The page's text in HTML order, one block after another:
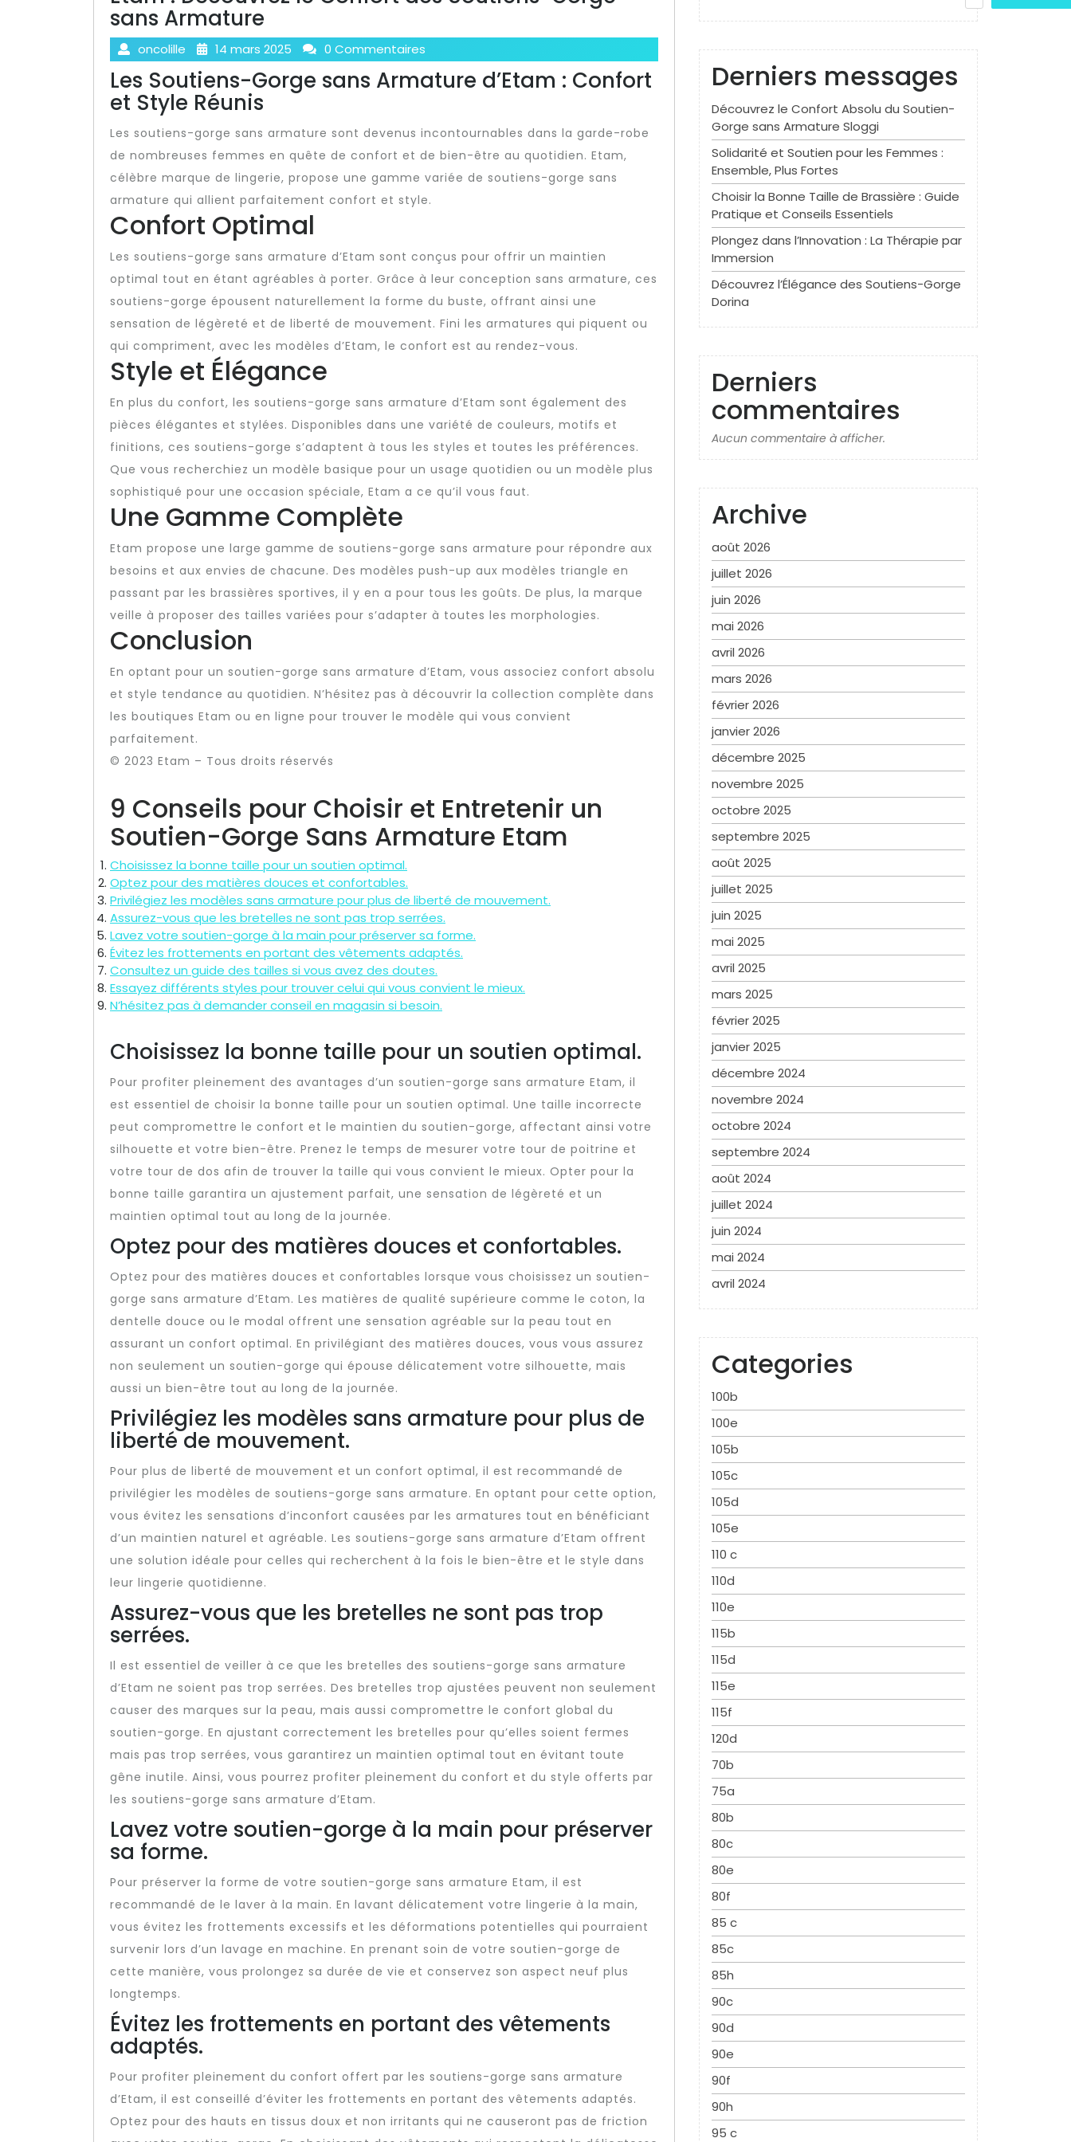
sans Armature
oncolille 14 mars 2025 0 Commentaires
Les Soutiens-Gorge sans Armature d’Etam : Confort
et Style Réunis
Les soutiens-gorge sans armature sont devenus incontournables dans la garde-robe
de nombreuses femmes en quête de confort et de bien-être au quotidien. Etam,
célèbre marque de lingerie, propose une gamme variée de soutiens-gorge sans
armature qui allient parfaitement confort et style.
Confort Optimal
Les soutiens-gorge sans armature d’Etam sont conçus pour offrir un maintien
optimal tout en étant agréables à porter. Grâce à leur conception sans armature, ces
soutiens-gorge épousent naturellement la forme du buste, offrant ainsi une
sensation de légèreté et de liberté de mouvement. Fini les armatures qui piquent ou
qui compriment, avec les modèles d’Etam, le confort est au rendez-vous.
Style et Élégance
En plus du confort, les soutiens-gorge sans armature d’Etam sont également des
pièces élégantes et stylées. Disponibles dans une variété de couleurs, motifs et
finitions, ces soutiens-gorge s’adaptent à tous les styles et toutes les préférences.
Que vous recherchiez un modèle basique pour un usage quotidien ou un modèle plus
sophistiqué pour une occasion spéciale, Etam a ce qu’il vous faut.
Une Gamme Complète
Etam propose une large gamme de soutiens-gorge sans armature pour répondre aux
besoins et aux envies de chacune. Des modèles push-up aux modèles triangle en
passant par les brassières sportives, il y en a pour tous les goûts. De plus, la marque
veille à proposer des tailles variées pour s’adapter à toutes les morphologies.
Conclusion
En optant pour un soutien-gorge sans armature d’Etam, vous associez confort absolu
et style tendance au quotidien. N’hésitez pas à découvrir la collection complète dans
les boutiques Etam ou en ligne pour trouver le modèle qui vous convient
parfaitement.
© 2023 Etam – Tous droits réservés
9 Conseils pour Choisir et Entretenir un
Soutien-Gorge Sans Armature Etam
Choisissez la bonne taille pour un soutien optimal.
Optez pour des matières douces et confortables.
Privilégiez les modèles sans armature pour plus de liberté de mouvement.
Assurez-vous que les bretelles ne sont pas trop serrées.
Lavez votre soutien-gorge à la main pour préserver sa forme.
Évitez les frottements en portant des vêtements adaptés.
Consultez un guide des tailles si vous avez des doutes.
Essayez différents styles pour trouver celui qui vous convient le mieux.
N’hésitez pas à demander conseil en magasin si besoin.
Choisissez la bonne taille pour un soutien optimal.
Pour profiter pleinement des avantages d’un soutien-gorge sans armature Etam, il
est essentiel de choisir la bonne taille pour un soutien optimal. Une taille incorrecte
peut compromettre le confort et le maintien du soutien-gorge, affectant ainsi votre
silhouette et votre bien-être. Prenez le temps de mesurer votre tour de poitrine et
votre tour de dos afin de trouver la taille qui vous convient le mieux. Opter pour la
bonne taille garantira un ajustement parfait, une sensation de légèreté et un
maintien optimal tout au long de la journée.
Optez pour des matières douces et confortables.
Optez pour des matières douces et confortables lorsque vous choisissez un soutien-
gorge sans armature d’Etam. Les matières de qualité supérieure comme le coton, la
dentelle douce ou le modal offrent une sensation agréable sur la peau tout en
assurant un confort optimal. En privilégiant des matières douces, vous vous assurez
non seulement un soutien-gorge qui épouse délicatement votre silhouette, mais
aussi un bien-être tout au long de la journée.
Privilégiez les modèles sans armature pour plus de
liberté de mouvement.
Pour plus de liberté de mouvement et un confort optimal, il est recommandé de
privilégier les modèles de soutiens-gorge sans armature. En optant pour cette option,
vous évitez les sensations d’inconfort causées par les armatures tout en bénéficiant
d’un maintien naturel et agréable. Les soutiens-gorge sans armature d’Etam offrent
une solution idéale pour celles qui recherchent à la fois le bien-être et le style dans
leur lingerie quotidienne.
Assurez-vous que les bretelles ne sont pas trop
serrées.
Il est essentiel de veiller à ce que les bretelles des soutiens-gorge sans armature
d’Etam ne soient pas trop serrées. Des bretelles trop ajustées peuvent non seulement
causer des marques sur la peau, mais aussi compromettre le confort global du
soutien-gorge. En ajustant correctement les bretelles pour qu’elles soient fermes
mais pas trop serrées, vous garantirez un maintien optimal tout en évitant toute
gêne inutile. Ainsi, vous pourrez profiter pleinement du confort et du style offerts par
les soutiens-gorge sans armature d’Etam.
Lavez votre soutien-gorge à la main pour préserver
sa forme.
Pour préserver la forme de votre soutien-gorge sans armature Etam, il est
recommandé de le laver à la main. En lavant délicatement votre lingerie à la main,
vous évitez les frottements excessifs et les déformations potentielles qui pourraient
survenir lors d’un lavage en machine. En prenant soin de votre soutien-gorge de
cette manière, vous prolongez sa durée de vie et conservez son aspect neuf plus
longtemps.
Évitez les frottements en portant des vêtements
adaptés.
Pour profiter pleinement du confort offert par les soutiens-gorge sans armature
d’Etam, il est conseillé d’éviter les frottements en portant des vêtements adaptés.
Optez pour des hauts en tissus doux et non irritants qui ne causeront pas de friction
Derniers messages
Découvrez le Confort Absolu du Soutien-
Gorge sans Armature Sloggi
Solidarité et Soutien pour les Femmes :
Ensemble, Plus Fortes
Choisir la Bonne Taille de Brassière : Guide
Pratique et Conseils Essentiels
Plongez dans l’Innovation : La Thérapie par
Immersion
Découvrez l’Élégance des Soutiens-Gorge
Dorina
Derniers
commentaires
Aucun commentaire à afficher.
Archive
août 2026
juillet 2026
juin 2026
mai 2026
avril 2026
mars 2026
février 2026
janvier 2026
décembre 2025
novembre 2025
octobre 2025
septembre 2025
août 2025
juillet 2025
juin 2025
mai 2025
avril 2025
mars 2025
février 2025
janvier 2025
décembre 2024
novembre 2024
octobre 2024
septembre 2024
août 2024
juillet 2024
juin 2024
mai 2024
avril 2024
Categories
100b
100e
105b
105c
105d
105e
110 c
110d
110e
115b
115d
115e
115f
120d
70b
75a
80b
80c
80e
80f
85 c
85c
85h
90c
90d
90e
90f
90h
95 c